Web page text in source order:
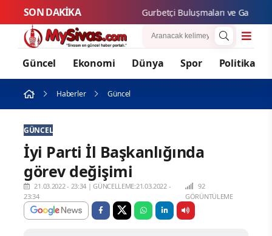
SON DAKİKA Gurbetçi Buluşmaları ve
Güncel Ekonomi Dünya Spor Politika
Haberler Güncel
GÜNCEL
İyi Parti İl Başkanlığında
görev değişimi
21.03.2022 - 23:34 |GÜNCELLEME:21.03.2022 -
23:34
92
GÖRÜNTÜLEME